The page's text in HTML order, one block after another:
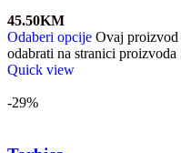
45.50KM
Odaberi opcije Ovaj proizvod
odabrati na stranici proizvoda
Quick view
-29%